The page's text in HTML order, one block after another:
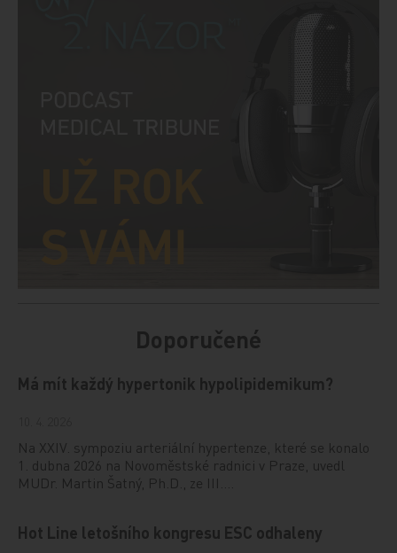
Doporučené
Má mít každý hypertonik hypolipidemikum?
Na XXIV. sympoziu arteriální hypertenze, které se konalo
1. dubna 2026 na Novoměstské radnici v Praze, uvedl
MUDr. Martin Šatný, Ph.D., ze III.…
Hot Line letošního kongresu ESC odhaleny